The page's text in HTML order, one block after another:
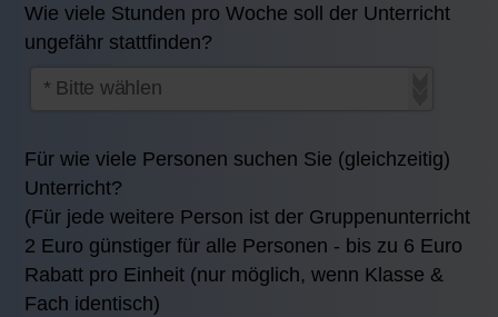
Wie viele Stunden pro Woche soll der Unterricht
ungefähr stattfinden?
Für wie viele Personen suchen Sie (gleichzeitig)
Unterricht?
(Für jede weitere Person ist der Gruppenunterricht
2 Euro günstiger für alle Personen - bis zu 6 Euro
Rabatt pro Einheit (nur möglich, wenn Klasse &
Fach identisch)